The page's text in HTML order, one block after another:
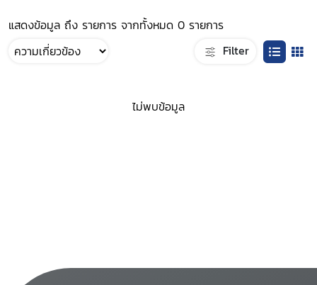
แสดงข้อมูล ถึง รายการ จากทั้งหมด 0 รายการ
Filter
ไม่พบข้อมูล